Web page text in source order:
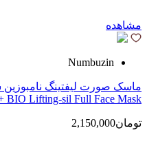
مشاهده
Numbuzin
BIO Lifting-sil Full Face Mask
تومان2,150,000